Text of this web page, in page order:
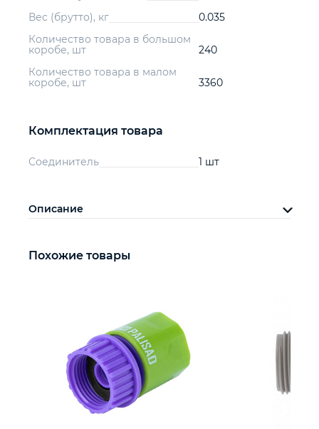
Вес (брутто), кг
0.035
Количество товара в большом
коробе, шт
240
Количество товара в малом
коробе, шт
3360
Комплектация товара
Соединитель 1 шт
Описание
Похожие товары